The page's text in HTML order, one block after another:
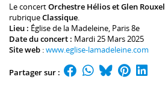
Le concertOrchestre Hélios et Glen Rouxel
rubriqueClassique.
Lieu : Église de la Madeleine, Paris 8e
Date du concert : Mardi 25 Mars 2025
Site web :www.eglise-lamadeleine.com
Partager sur :